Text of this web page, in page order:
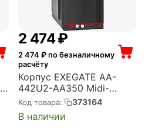
2 474₽
2 474 ₽ по безналичному
расчёту
Корпус EXEGATE AA-
442U2-AA350 Midi-
Tower, 350 Вт, 1xUSB 2.0,
2xUSB 3.0, чёрный
(EX290178RUS)
Код товара: 373164
В наличии